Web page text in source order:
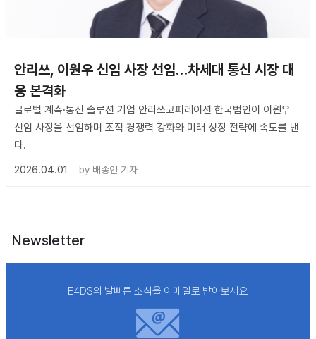
안리쓰, 이원우 신임 사장 선임…차세대 통신 시장 대
응 본격화
글로벌 계측·통신 솔루션 기업 안리쓰코퍼레이션 한국법인이 이원우
신임 사장을 선임하며 조직 경쟁력 강화와 미래 성장 전략에 속도를 낸
다.
2026.04.01
by 배종인 기자
Newsletter
E4DS의 발빠른 소식을 이메일로 받아보세요